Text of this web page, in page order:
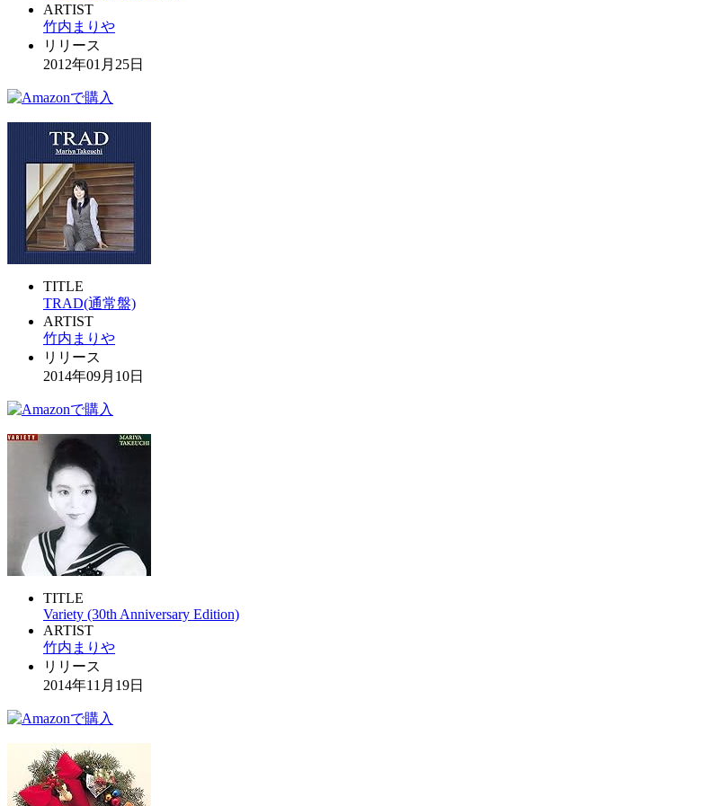
ARTIST
竹内まりや
リリース
2012年01月25日
TITLE
TRAD(通常盤)
ARTIST
竹内まりや
リリース
2014年09月10日
TITLE
Variety (30th Anniversary Edition)
ARTIST
竹内まりや
リリース
2014年11月19日